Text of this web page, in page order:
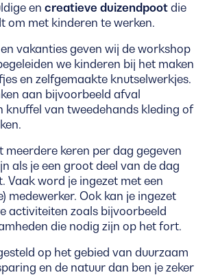
en creatieve duizendpoot die
om met kinderen te werken.
en vakanties geven wij de workshop
we kinderen bij het maken
en zelfgemaakte knutselwerkjes.
aan bijvoorbeeld afval
knuffel van tweedehands kleding of
meerdere keren per dag gegeven
als je een groot deel van de dag
Vaak word je ingezet met een
medewerker. Ook kan je ingezet
activiteiten zoals bijvoorbeeld
die nodig zijn op het fort.
op het gebied van duurzaam
en de natuur dan ben je zeker